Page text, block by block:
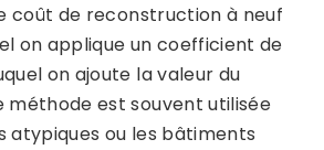
coût de reconstruction à neuf
on applique un coefficient de
on ajoute la valeur du
méthode est souvent utilisée
atypiques ou les bâtiments